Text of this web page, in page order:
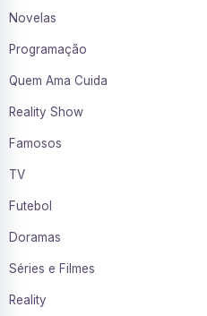
Novelas
Programação
Quem Ama Cuida
Reality Show
Famosos
TV
Futebol
Doramas
Séries e Filmes
Reality